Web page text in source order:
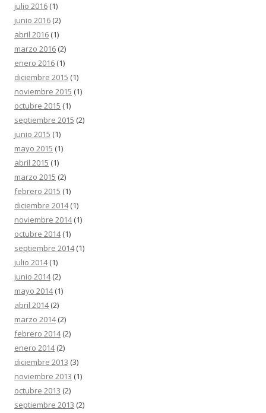
julio 2016 (1)
junio 2016 (2)
abril 2016 (1)
marzo 2016 (2)
enero 2016 (1)
diciembre 2015 (1)
noviembre 2015 (1)
octubre 2015 (1)
septiembre 2015 (2)
junio 2015 (1)
mayo 2015 (1)
abril 2015 (1)
marzo 2015 (2)
febrero 2015 (1)
diciembre 2014(1)
noviembre 2014(1)
octubre 2014(1)
septiembre 2014(1)
julio 2014(1)
junio 2014(2)
mayo 2014(1)
abril 2014(2)
marzo 2014(2)
febrero 2014(2)
enero 2014(2)
diciembre 2013 (3)
noviembre 2013 (1)
octubre 2013 (2)
septiembre 2013 (2)